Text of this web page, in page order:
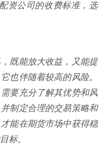
资公司的收费标准，选
既能放大收益，又能提
也伴随着较高的风险。
要充分了解其优势和风
制定合理的交易策略和
能在期货市场中获得稳
标。